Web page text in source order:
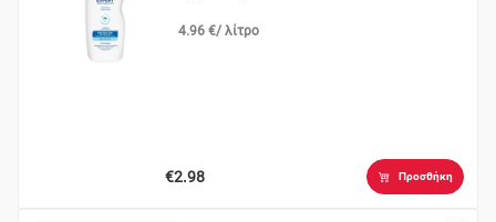
4.96 €/ λίτρο
€2.98 Προσθήκη